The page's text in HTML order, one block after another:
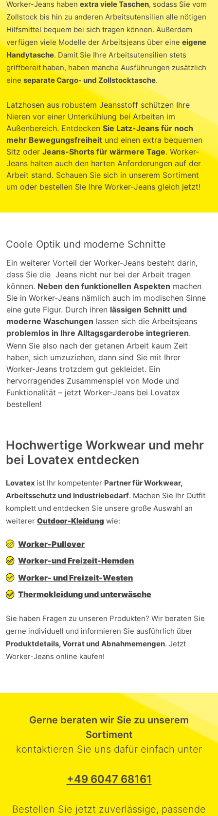
Worker-Jeans haben extra viele Taschen, sodass Sie vom
Zollstock bis hin zu anderen Arbeitsutensilien alle nötigen
Hilfsmittel bequem bei sich tragen können. Außerdem
verfügen viele Modelle der Arbeitsjeans über eine eigene
Handytasche. Damit Sie Ihre Arbeitsutensilien stets
griffbereit haben, haben manche Ausführungen zusätzlich
eine separate Cargo- und Zollstocktasche.
Latzhosen aus robustem Jeansstoff schützen Ihre
Nieren vor einer Unterkühlung bei Arbeiten im
Außenbereich. Entdecken Sie Latz-Jeans für noch
mehr Bewegungsfreiheit und einen extra bequemen
Sitz oder Jeans-Shorts für wärmere Tage. Worker-
Jeans halten auch den harten Anforderungen auf der
Arbeit stand. Schauen Sie sich in unserem Sortiment
um oder bestellen Sie Ihre Worker-Jeans gleich jetzt!
Coole Optik und moderne Schnitte
Ein weiterer Vorteil der Worker-Jeans besteht darin,
dass Sie die Jeans nicht nur bei der Arbeit tragen
können. Neben den funktionellen Aspekten machen
Sie in Worker-Jeans nämlich auch im modischen Sinne
eine gute Figur. Durch ihren lässigen Schnitt und
moderne Waschungen lassen sich die Arbeitsjeans
problemlos in Ihre Alltagsgarderobe integrieren.
Wenn Sie also nach der getanen Arbeit kaum Zeit
haben, sich umzuziehen, dann sind Sie mit Ihrer
Worker-Jeans trotzdem gut gekleidet. Ein
hervorragendes Zusammenspiel von Mode und
Funktionalität – jetzt Worker-Jeans bei Lovatex
bestellen!
Hochwertige Workwear und mehr
bei Lovatex entdecken
Lovatex ist Ihr kompetenter Partner für Workwear,
Arbeitsschutz und Industriebedarf. Machen Sie Ihr Outfit
komplett und entdecken Sie unsere große Auswahl an
weiterer Outdoor-Kleidung wie:
Worker-Pullover
Worker-und Freizeit-Hemden
Worker- und Freizeit-Westen
Thermokleidung und unterwäsche
Sie haben Fragen zu unseren Produkten? Wir beraten Sie
gerne individuell und informieren Sie ausführlich über
Produktdetails, Vorrat und Abnahmemengen. Jetzt
Worker-Jeans online kaufen!
Gerne beraten wir Sie zu unserem
Sortiment
kontaktieren Sie uns dafür einfach unter
+49 6047 68161
Bestellen Sie jetzt zuverlässige, passende